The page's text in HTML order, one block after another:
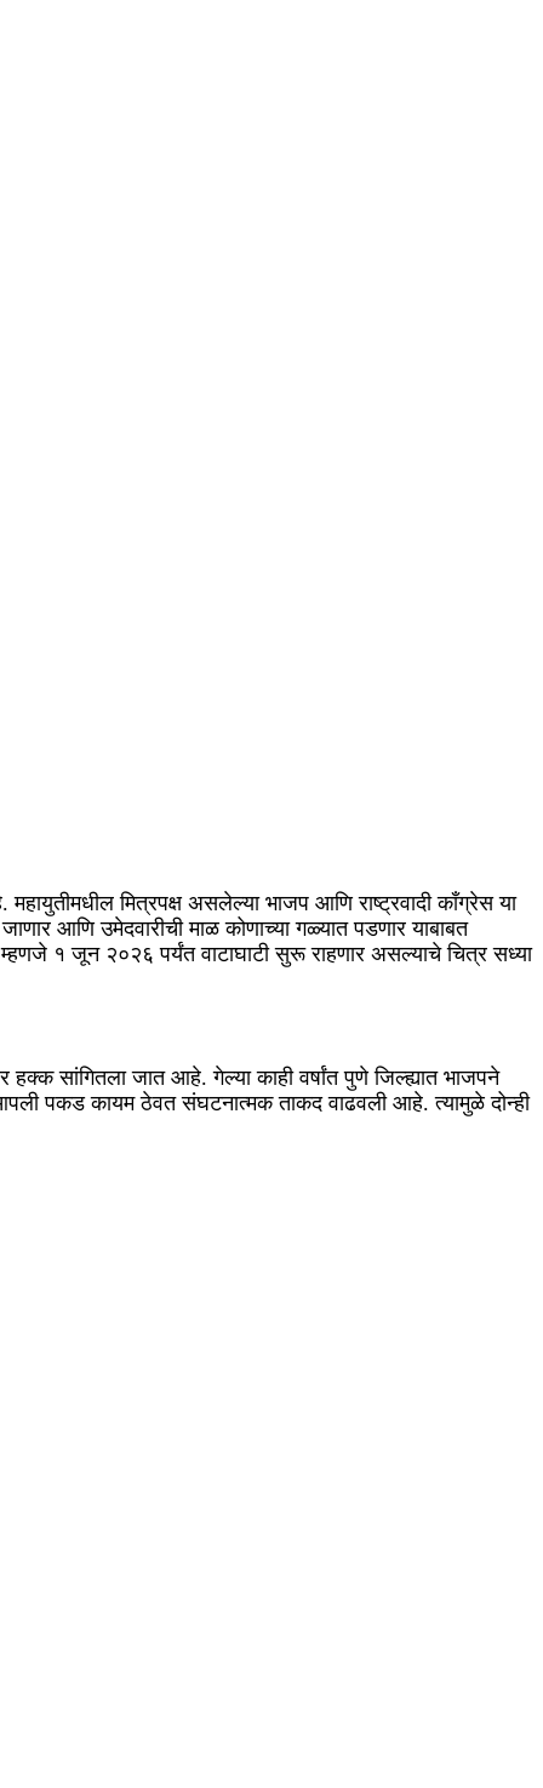
मित्रपक्ष असलेल्या भाजप आणि राष्ट्रवादी काँग्रेस या
आणि उमेदवारीची माळ कोणाच्या गळ्यात पडणार याबाबत
म्हणजे १ जून २०२६ पर्यंत वाटाघाटी सुरू राहणार असल्याचे चित्र सध्या
हक्क सांगितला जात आहे. गेल्या काही वर्षांत पुणे जिल्ह्यात भाजपने
आपली पकड कायम ठेवत संघटनात्मक ताकद वाढवली आहे. त्यामुळे दोन्ही